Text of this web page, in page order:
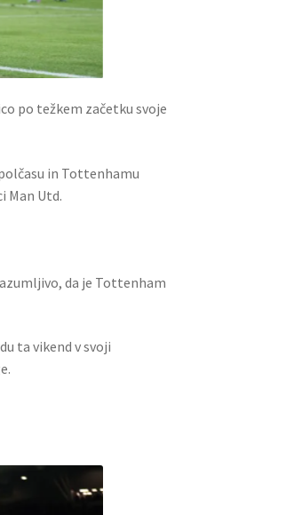
po težkem začetku svoje
in Tottenhamu
Man Utd.
da je Tottenham
ta vikend v svoji